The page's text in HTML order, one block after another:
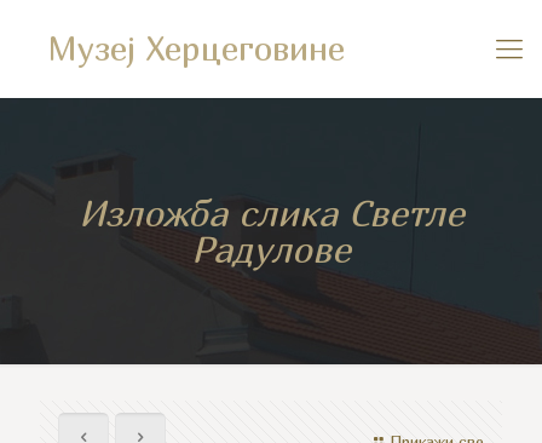
Музеј Херцеговине
Изложба слика Светле
Радулове